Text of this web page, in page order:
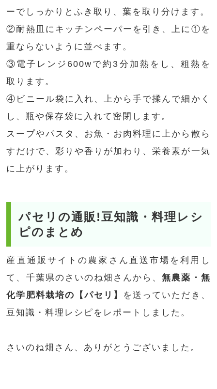
ーでしっかりとふき取り、葉を取り分けます。
②耐熱皿にキッチンペーパーを引き、上に①を
重ならないように並べます。
③電子レンジ600wで約3分加熱をし、粗熱を
取ります。
④ビニール袋に入れ、上から手で揉んで細かく
し、瓶や保存袋に入れて密閉します。
スープやパスタ、お魚・お肉料理に上から散ら
すだけで、彩りや香りが加わり、栄養素が一気
に上がります。
パセリの通販!豆知識・料理レシ
ピのまとめ
産直通販サイトの農家さん直送市場を利用し
て、千葉県のさいのね畑さんから、無農薬・無
化学肥料栽培の【パセリ】 を送っていただき、
豆知識・料理レシピをレポートしました。
さいのね畑さん、ありがとうございました。